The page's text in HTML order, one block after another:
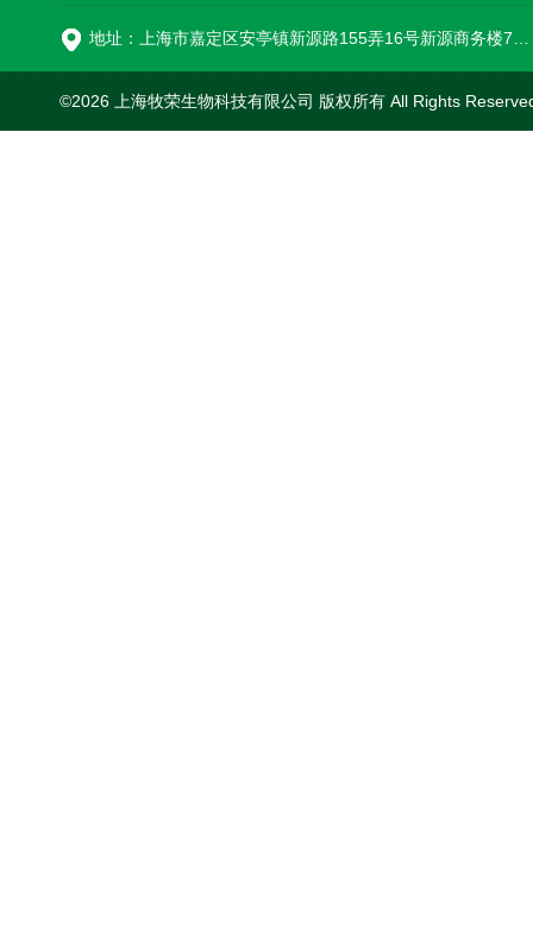
©2026 上海牧荣生物科技有限公司 版权所有 All Rights